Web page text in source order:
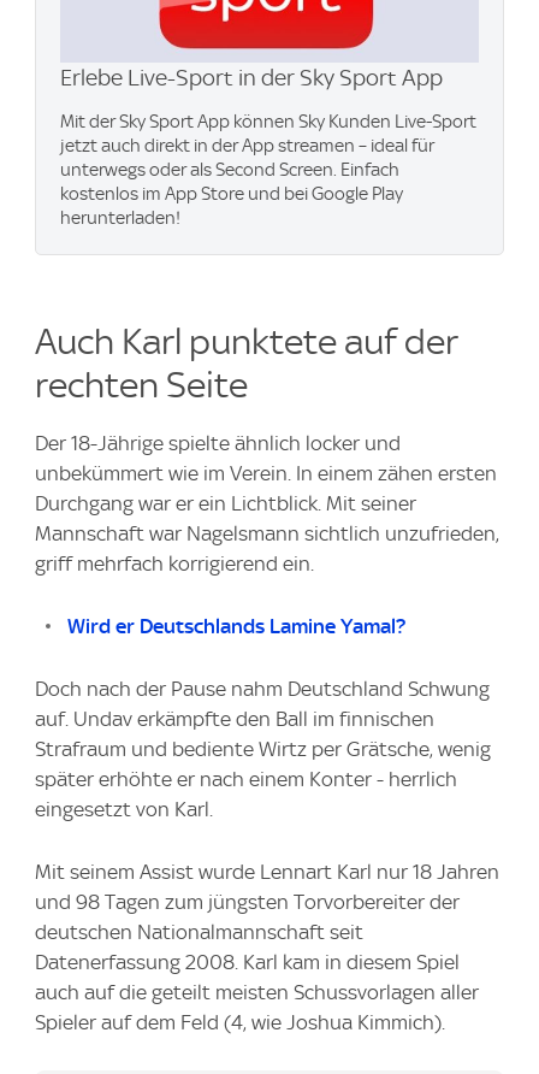
Erlebe Live-Sport in der Sky Sport App
Mit der Sky Sport App können Sky Kunden Live-Sport
jetzt auch direkt in der App streamen – ideal für
unterwegs oder als Second Screen. Einfach
kostenlos im App Store und bei Google Play
herunterladen!
Auch Karl punktete auf der
rechten Seite
Der 18-Jährige spielte ähnlich locker und
unbekümmert wie im Verein. In einem zähen ersten
Durchgang war er ein Lichtblick. Mit seiner
Mannschaft war Nagelsmann sichtlich unzufrieden,
griff mehrfach korrigierend ein.
Wird er Deutschlands Lamine Yamal?
Doch nach der Pause nahm Deutschland Schwung
auf. Undav erkämpfte den Ball im finnischen
Strafraum und bediente Wirtz per Grätsche, wenig
später erhöhte er nach einem Konter - herrlich
eingesetzt von Karl.
Mit seinem Assist wurde Lennart Karl nur 18 Jahren
und 98 Tagen zum jüngsten Torvorbereiter der
deutschen Nationalmannschaft seit
Datenerfassung 2008. Karl kam in diesem Spiel
auch auf die geteilt meisten Schussvorlagen aller
Spieler auf dem Feld (4, wie Joshua Kimmich).